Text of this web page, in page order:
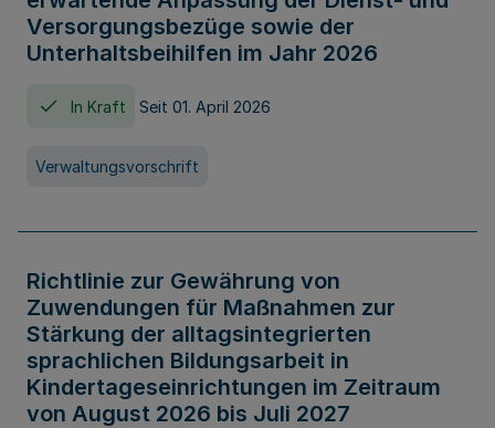
Versorgungsbezüge sowie der
Unterhaltsbeihilfen im Jahr 2026
In Kraft Seit 01. April 2026
Verwaltungsvorschrift
Richtlinie zur Gewährung von
Zuwendungen für Maßnahmen zur
Stärkung der alltagsintegrierten
sprachlichen Bildungsarbeit in
Kindertageseinrichtungen im Zeitraum
von August 2026 bis Juli 2027